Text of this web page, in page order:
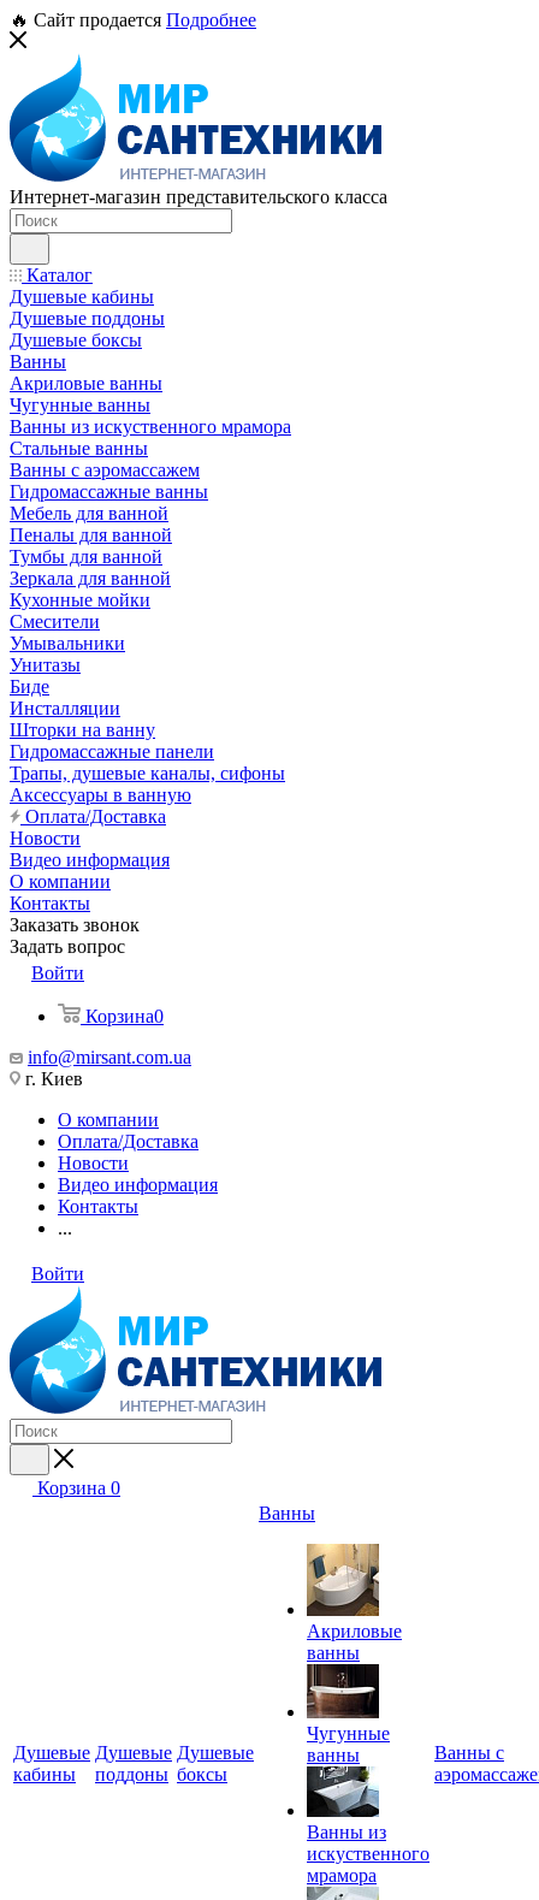
🔥 Сайт продается Подробнее
Интернет-магазин представительского класса
Каталог
Душевые кабины
Душевые поддоны
Душевые боксы
Ванны
Акриловые ванны
Чугунные ванны
Ванны из искуственного мрамора
Стальные ванны
Ванны с аэромассажем
Гидромассажные ванны
Мебель для ванной
Пеналы для ванной
Тумбы для ванной
Зеркала для ванной
Кухонные мойки
Смесители
Умывальники
Унитазы
Биде
Инсталляции
Шторки на ванну
Гидромассажные панели
Трапы, душевые каналы, сифоны
Аксессуары в ванную
Оплата/Доставка
Новости
Видео информация
О компании
Контакты
Заказать звонок
Задать вопрос
Войти
Корзина0
info@mirsant.com.ua
г. Киев
О компании
Оплата/Доставка
Новости
Видео информация
Контакты
...
Войти
Корзина 0
Душевые
кабины
Душевые
поддоны
Душевые
боксы
Ванны
Акриловые
ванны
Чугунные
ванны
Ванны из
искуственного
мрамора
Ванны с